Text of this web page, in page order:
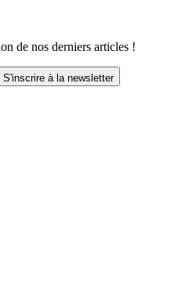
de nos derniers articles !
S'inscrire à la newsletter